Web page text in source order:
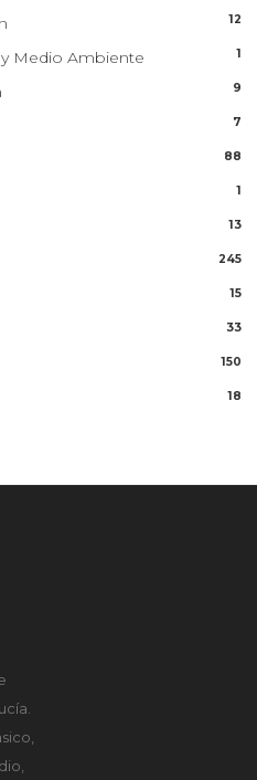
12
Medio Ambiente 1
9
7
88
1
13
245
15
33
150
18